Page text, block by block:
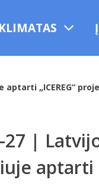
KLIMATAS
„ICEREG“
27 |
aptarti